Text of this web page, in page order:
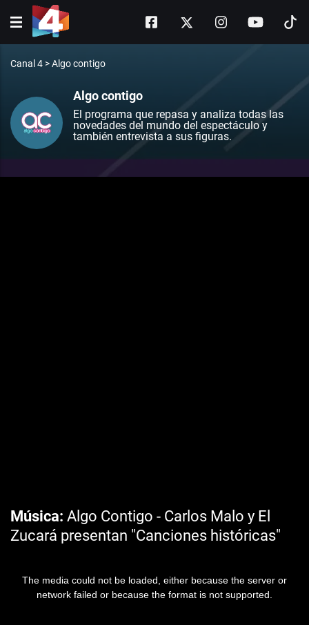
Canal 4 >Algo contigo
Algo contigo
El programa que repasa y analiza todas las
novedades del mundo del espectáculo y
también entrevista a sus figuras.
Música Algo Contigo - Carlos Malo y El
Zucará presentan "Canciones históricas"
The media could not be loaded, either because the server or
network failed or because the format is not supported.